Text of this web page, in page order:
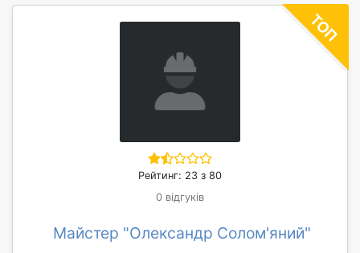
Рейтинг: 23 з 80
0 відгуків
Майстер "Олександр Солом'яний"